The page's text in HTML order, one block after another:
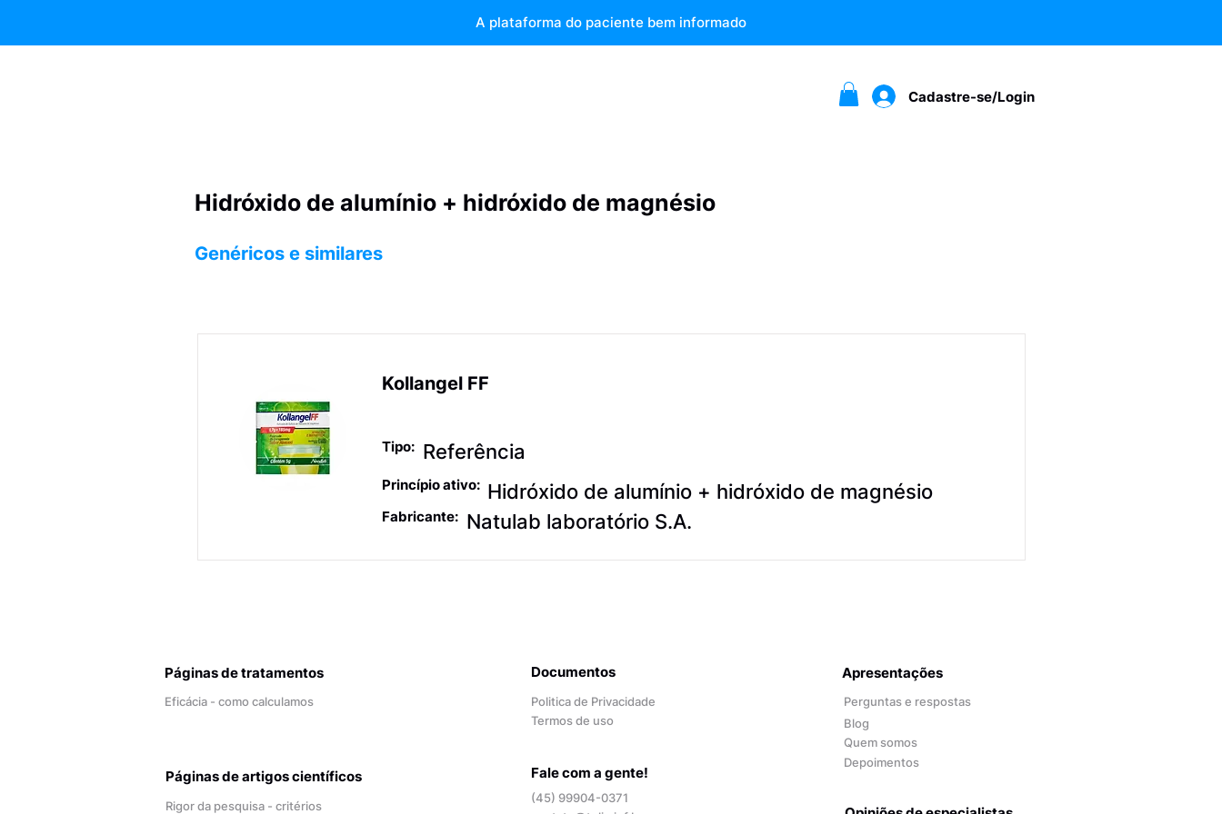
A plataforma do paciente bem informado
Cadastre-se/Login
Hidróxido de alumínio + hidróxido de magnésio
Genéricos e similares
Kollangel FF
Tipo: Referência
Fabricante: Natulab laboratório S.A.
Princípio ativo: Hidróxido de alumínio + hidróxido de magnésio
Páginas de tratamentos
Eficácia - como calculamos
Páginas de artigos científicos
Rigor da pesquisa - critérios
Documentos
Politica de Privacidade
Termos de uso
Fale com a gente!
(45) 99904-0371
Apresentações
Perguntas e respostas
Blog
Quem somos
Depoimentos